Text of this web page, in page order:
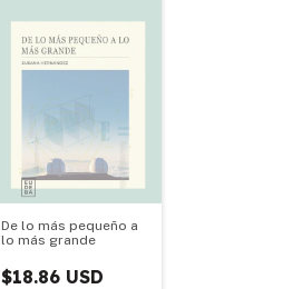
De lo más pequeño a
lo más grande
$18.86 USD